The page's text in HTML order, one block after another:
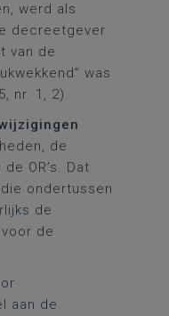
werd als
decreetgever
van de
was
nr. 1, 2).
de
OR’s. Dat
ondertussen
de
de
aan de